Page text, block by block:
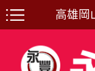
高雄岡